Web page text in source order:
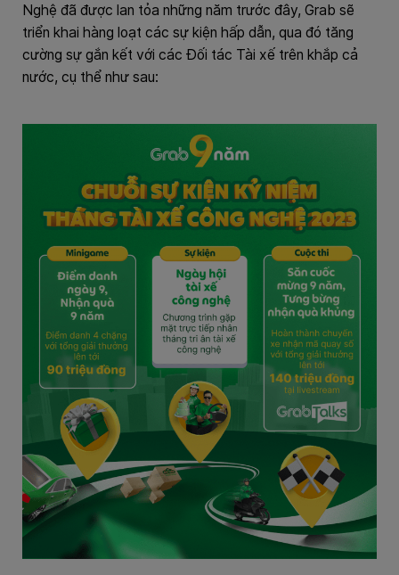
Nghệ đã được lan tỏa những năm trước đây, Grab sẽ
triển khai hàng loạt các sự kiện hấp dẫn, qua đó tăng
cường sự gắn kết với các Đối tác Tài xế trên khắp cả
nước, cụ thể như sau: